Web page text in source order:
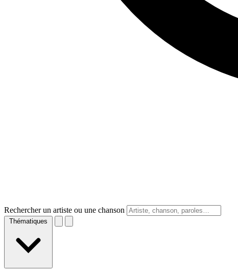
Rechercher un artiste ou une chanson
Thématiques